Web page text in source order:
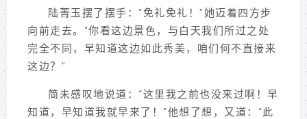
陆菁玉摆了摆手：“免礼免礼！”她迈着四方步
向前走去。“你看这边景色，与白天我们所过之处
完全不同，早知道这边如此秀美，咱们何不直接来
这边？”
简未感叹地说道：“这里我之前也没来过啊！早
知道，早知道我就早来了！”他想了想，又道：“此